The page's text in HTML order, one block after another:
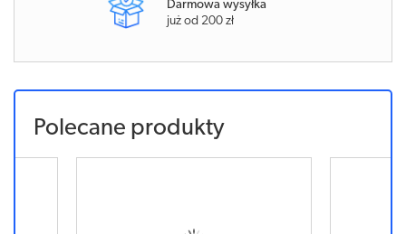
Darmowa wysyłka
już od 200 zł
Polecane produkty